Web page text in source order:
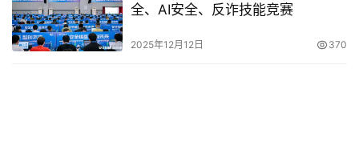
全、AI安全、反诈技能竞赛
2025年12月12日 370